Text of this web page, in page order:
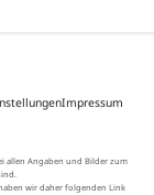
Impressum
allen Angaben und Bilder zum
wir daher folgenden Link